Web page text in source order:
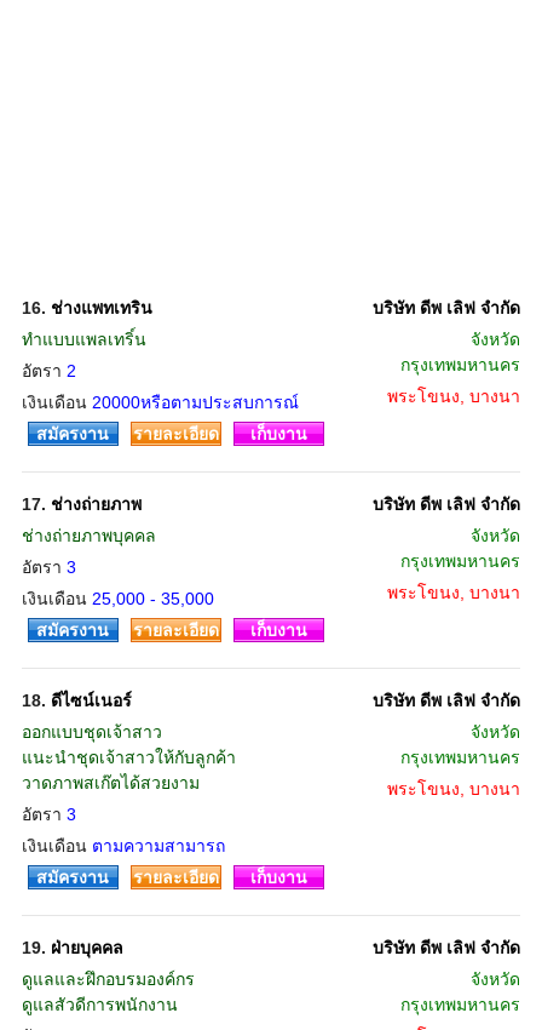
16. ช่างแพทเทริน
ทำแบบแพลเทริ์น
อัตรา 2
เงินเดือน 20000หรือตามประสบการณ์
บริษัท ดีพ เลิฟ จำกัด
จังหวัด
กรุงเทพมหานคร
พระโขนง, บางนา
สมัครงาน
รายละเอียด เก็บงาน
17. ช่างถ่ายภาพ
ช่างถ่ายภาพบุคคล
อัตรา 3
เงินเดือน 25,000 - 35,000
บริษัท ดีพ เลิฟ จำกัด
จังหวัด
กรุงเทพมหานคร
พระโขนง, บางนา
สมัครงาน
รายละเอียด เก็บงาน
18. ดีไซน์เนอร์
ออกแบบชุดเจ้าสาว
แนะนำชุดเจ้าสาวให้กับลูกค้า
วาดภาพสเก๊ตได้สวยงาม
อัตรา 3
เงินเดือน ตามความสามารถ
บริษัท ดีพ เลิฟ จำกัด
จังหวัด
กรุงเทพมหานคร
พระโขนง, บางนา
สมัครงาน รายละเอียด เก็บงาน
19. ฝ่ายบุคคล
ดูแลและฝึกอบรมองค์กร
ดูแลสัวดีการพนักงาน
บริษัท ดีพ เลิฟ จำกัด
จังหวัด
กรุงเทพมหานคร